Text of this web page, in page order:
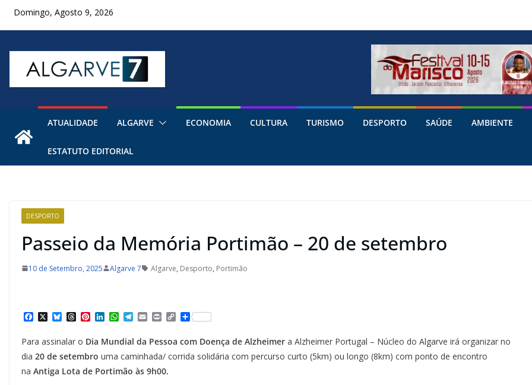
SkipDomingo, Agosto 9, 2026
ATUALIDADE ALGARVE ECONOMIA CULTURA TURISMO DESPORTO SAÚDE AMBIENTE
ESTATUTO EDITORIAL
DESPORTO
Passeio da Memória Portimão – 20 de setembro
10 de Setembro, 2025 Algarve 7 Algarve, Desporto, Portimão
a
e
b
o
o
X B
u
e
s
k
y
T
h
e
a
d
s
P
n
t
e
r
e
L
n
k
e
d
I
W
h
a
t
s
A
p
T
e
l
e
g
r
a
E
m
a
l
P
n
t
C
o
y
L
i
S
h
r
e
Para assinalar o Dia Mundial da Pessoa com Doença de Alzheimer a Alzheimer Portugal – Núcleo do Algarve irá organizar no
dia 20 de setembro uma caminhada/ corrida solidária com percurso curto (5km) ou longo (8km) com ponto de encontro
na Antiga Lota de Portimão às 9h00.